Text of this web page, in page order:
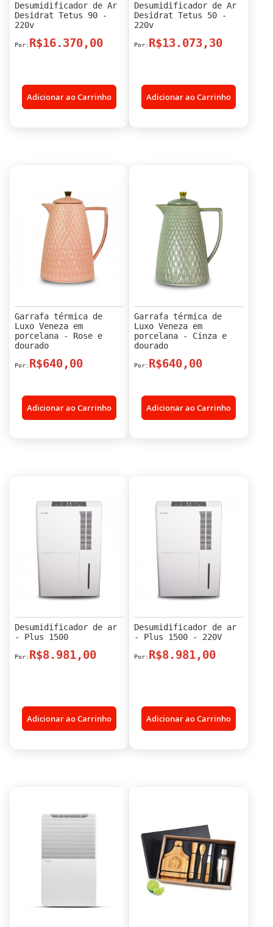
Desumidificador de Ar
Desidrat Tetus 90 -
220v
R$16.370,00
Adicionar ao Carrinho
Desumidificador de Ar
Desidrat Tetus 50 -
220v
R$13.073,30
Adicionar ao Carrinho
Garrafa térmica de
Luxo Veneza em
porcelana - Rose e
dourado
R$640,00
Adicionar ao Carrinho
Garrafa térmica de
Luxo Veneza em
porcelana - Cinza e
dourado
R$640,00
Adicionar ao Carrinho
Desumidificador de ar
- Plus 1500
R$8.981,00
Adicionar ao Carrinho
Desumidificador de ar
- Plus 1500 - 220V
R$8.981,00
Adicionar ao Carrinho